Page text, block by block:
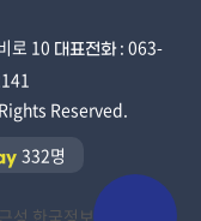
로 10 대표전화: 063-
Reserved.
332명